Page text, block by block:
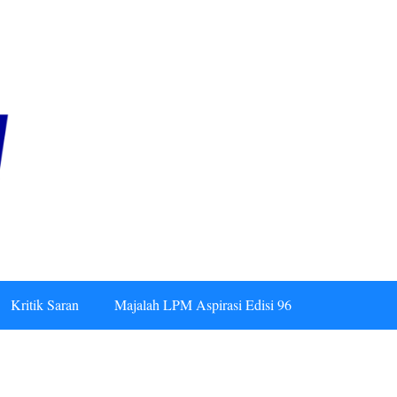
Kritik Saran Majalah LPM Aspirasi Edisi 96